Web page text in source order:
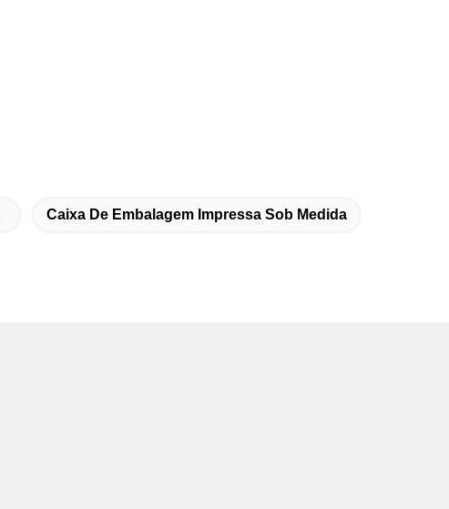
Caixa De Embalagem Impressa Sob Medida